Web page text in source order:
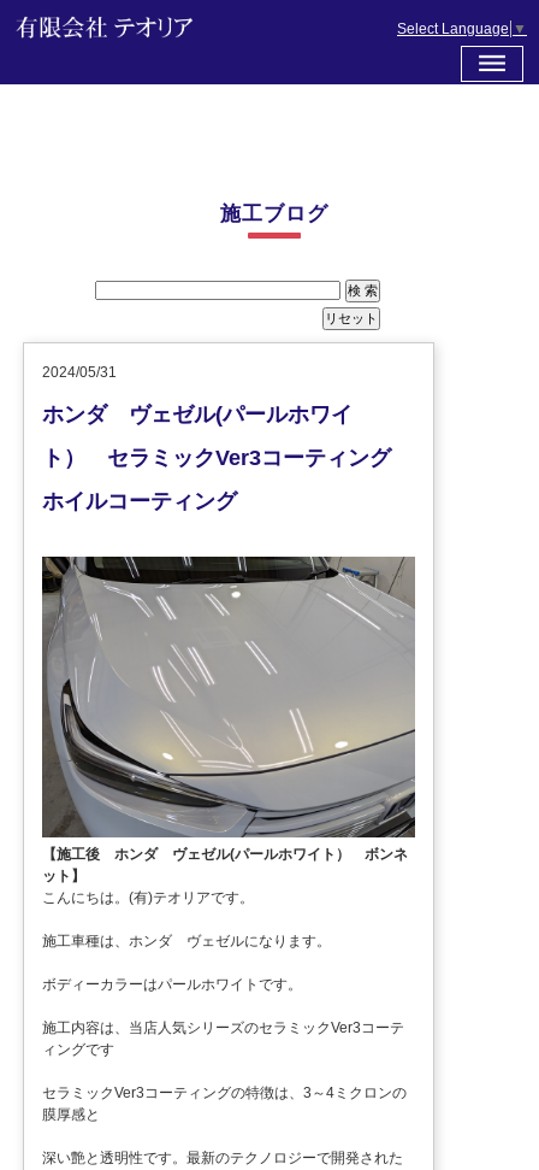
Select Language ▼
施工ブログ
2024/05/31
ホンダ ヴェゼル(パールホワイ
ト） セラミックVer3コーティング
ホイルコーティング
【施工後 ホンダ ヴェゼル(パールホワイト） ボンネ
ット】
こんにちは。(有)テオリアです。
施工車種は、ホンダ ヴェゼルになります。
ボディーカラーはパールホワイトです。
施工内容は、当店人気シリーズのセラミックVer3コーテ
ィングです
セラミックVer3コーティングの特徴は、3～4ミクロンの
膜厚感と
深い艶と透明性です。最新のテクノロジーで開発された